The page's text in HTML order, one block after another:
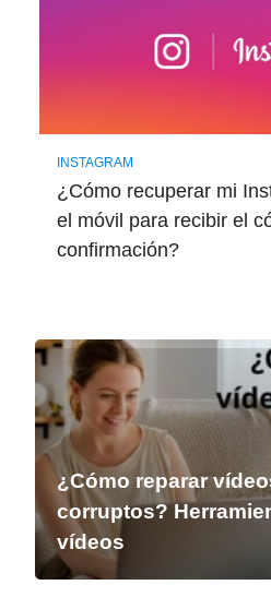
INSTAGRAM
¿Cómo recuperar mi
el móvil para recibir el
confirmación?
¿Cómo reparar
corruptos?
vídeos